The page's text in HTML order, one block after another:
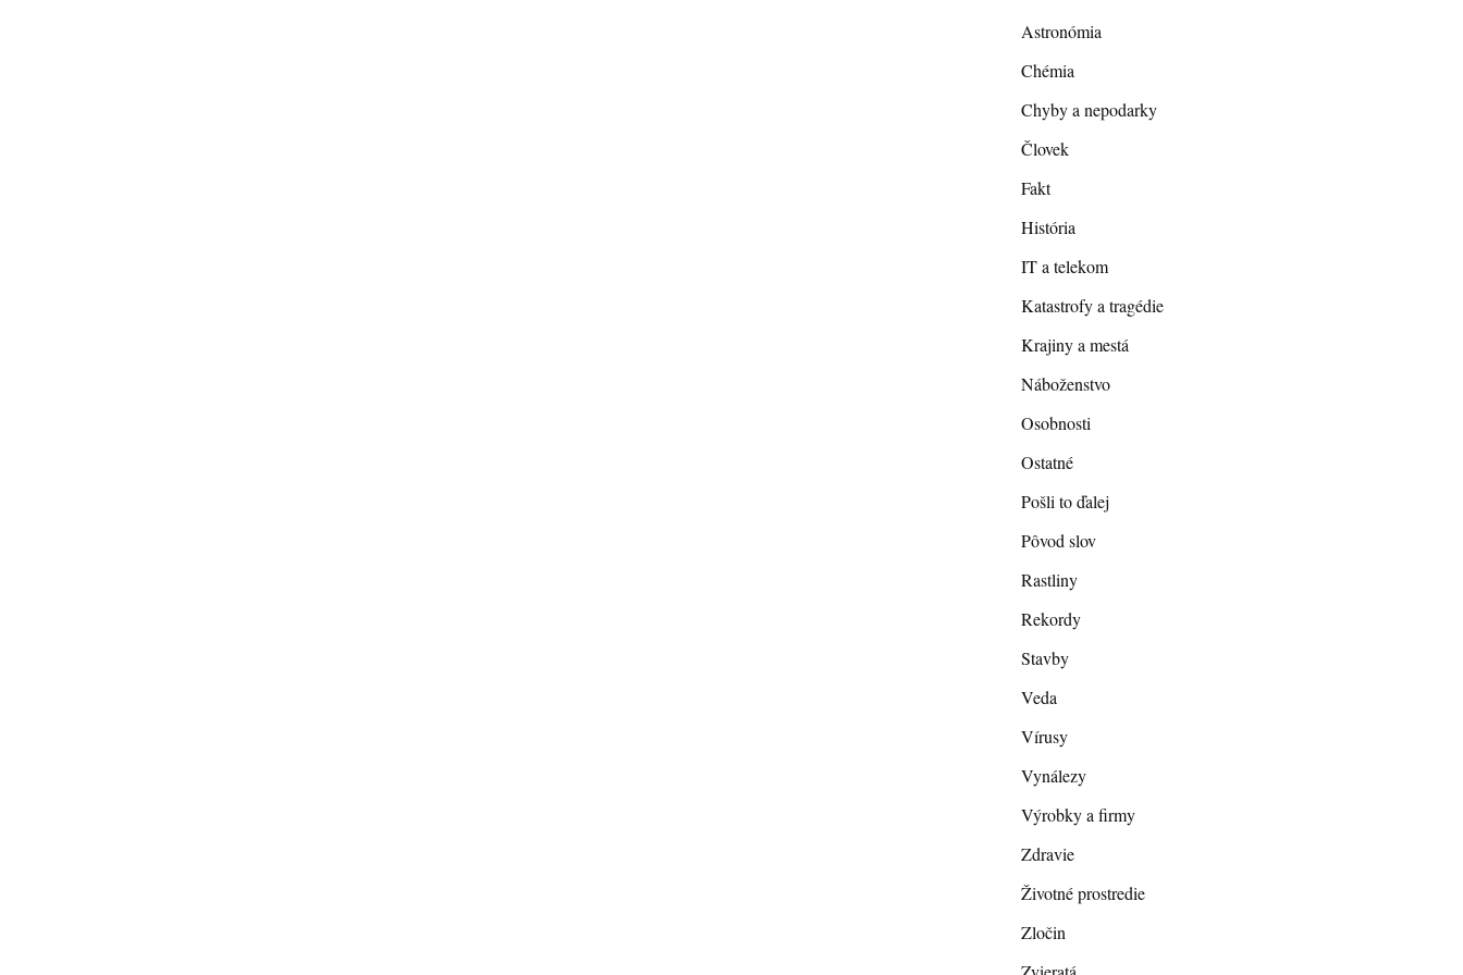
Astronómia
Chémia
Chyby a nepodarky
Človek
Fakt
História
IT a telekom
Katastrofy a tragédie
Krajiny a mestá
Náboženstvo
Osobnosti
Ostatné
Pošli to ďalej
Pôvod slov
Rastliny
Rekordy
Stavby
Veda
Vírusy
Vynálezy
Výrobky a firmy
Zdravie
Životné prostredie
Zločin